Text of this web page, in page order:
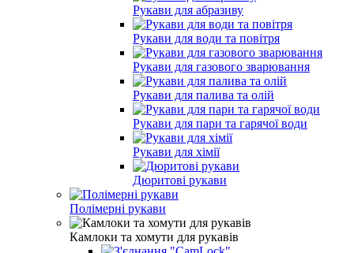
Рукави для абразиву
Рукави для води та повітря
Рукави для газового зварювання
Рукави для палива та олій
Рукави для пари та гарячої води
Рукави для хімії
Дюритові рукави
Полімерні рукави
Камлоки та хомути для рукавів